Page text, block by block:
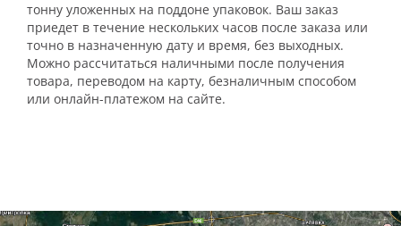
тонну уложенных на поддоне упаковок. Ваш заказ
приедет в течение нескольких часов после заказа или
точно в назначенную дату и время, без выходных.
Можно рассчитаться наличными после получения
товара, переводом на карту, безналичным способом
или онлайн-платежом на сайте.